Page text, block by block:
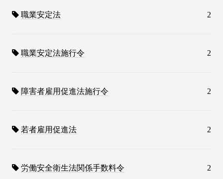
職業安定法 2
職業安定法施行令 2
障害者雇用促進法施行令 2
若者雇用促進法 2
労働安全衛生法関係手数料令 2